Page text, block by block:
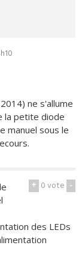
ne s'allume
la petite diode
manuel sous le
+ 0vote -
des LEDs